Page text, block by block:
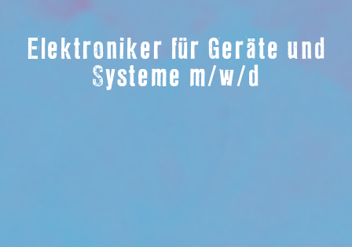
Elektroniker für Geräte und
Systeme m/w/d